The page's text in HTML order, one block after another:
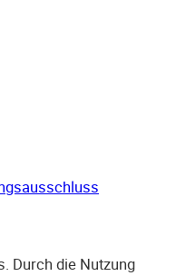
Durch die Nutzung